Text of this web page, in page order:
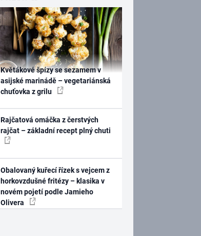
Květákové špízy se sezamem v
asijské marinádě – vegetariánská
chuťovka z grilu
Rajčatová omáčka z čerstvých
rajčat – základní recept plný chuti
Obalovaný kuřecí řízek s vejcem z
horkovzdušné fritézy – klasika v
novém pojetí podle Jamieho
Olivera